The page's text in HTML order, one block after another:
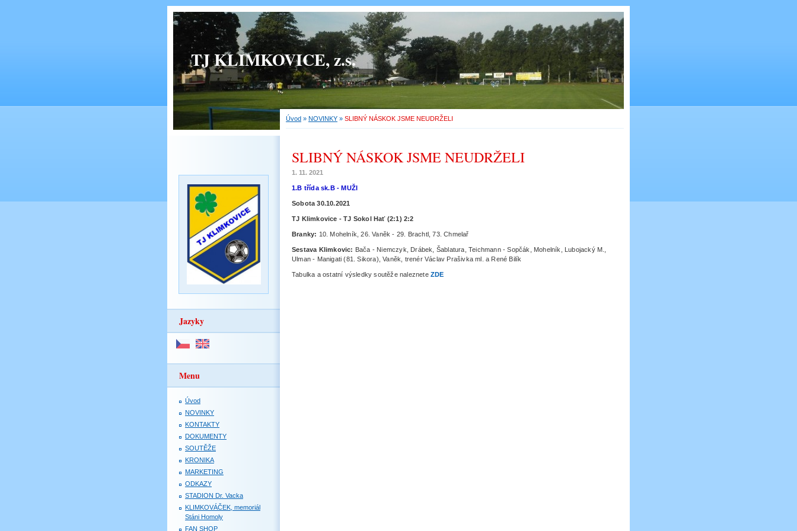
TJ KLIMKOVICE, z.s.
Úvod » NOVINKY » SLIBNÝ NÁSKOK JSME NEUDRŽELI
SLIBNÝ NÁSKOK JSME NEUDRŽELI
1. 11. 2021
1.B třída sk.B - MUŽI
Sobota 30.10.2021
TJ Klimkovice - TJ Sokol Hať (2:1) 2:2
Branky: 10. Mohelník, 26. Vaněk - 29. Brachtl, 73. Chmelař
Sestava Klimkovic: Bača - Niemczyk, Drábek, Šablatura, Teichmann - Sopčák, Mohelník, Lubojacký M.,
Ulman - Manigati (81. Sikora), Vaněk, trenér Václav Prašivka ml. a René Bilík
Tabulka a ostatní výsledky soutěže naleznete ZDE
Jazyky
Menu
Úvod
NOVINKY
KONTAKTY
DOKUMENTY
SOUTĚŽE
KRONIKA
MARKETING
ODKAZY
STADION Dr. Vacka
KLIMKOVÁČEK, memoriál
Stáni Homoly
FAN SHOP